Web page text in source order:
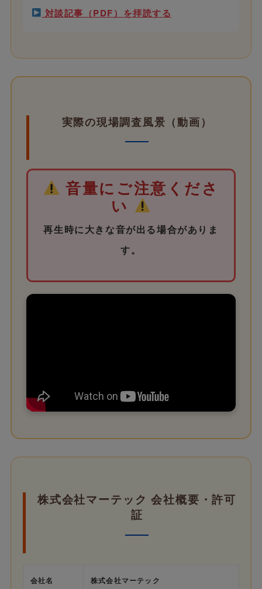
対談記事（PDF）を拝読する
実際の現場調査風景（動画）
音量にご注意くださ
い
再生時に大きな音が出る場合がありま
す。
株式会社マーテック 会社概要・許可
証
会社名 株式会社マーテック